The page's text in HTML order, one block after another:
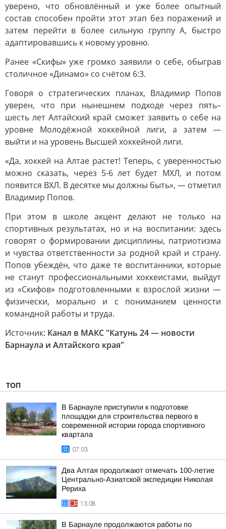
уверено, что обновлённый и уже более опытный
состав способен пройти этот этап без поражений и
затем перейти в более сильную группу А, быстро
адаптировавшись к новому уровню.
Ранее «Скифы» уже громко заявили о себе, обыграв
столичное «Динамо» со счётом 6:3.
Говоря о стратегических планах, Владимир Попов
уверен, что при нынешнем подходе через пять–
шесть лет Алтайский край сможет заявить о себе на
уровне Молодёжной хоккейной лиги, а затем —
выйти и на уровень Высшей хоккейной лиги.
«Да, хоккей на Алтае растет! Теперь, с уверенностью
можно сказать, через 5-6 лет будет МХЛ, и потом
появится ВХЛ. В десятке мы должны быть», — отметил
Владимир Попов.
При этом в школе акцент делают не только на
спортивных результатах, но и на воспитании: здесь
говорят о формировании дисциплины, патриотизма
и чувства ответственности за родной край и страну.
Попов убеждён, что даже те воспитанники, которые
не станут профессиональными хоккеистами, выйдут
из «Скифов» подготовленными к взрослой жизни —
физически, морально и с пониманием ценности
командной работы и труда.
Источник: Канал в МАКС "Катунь 24 — новости
Барнаула и Алтайского края"
ТОП
В Барнауле приступили к подготовке
площадки для строительства первого в
современной истории города спортивного
квартала
07:03
Два Алтая продолжают отмечать 100-летие
Центрально-Азиатской экспедиции Николая
Рериха
13:08
В Барнауле продолжаются работы по